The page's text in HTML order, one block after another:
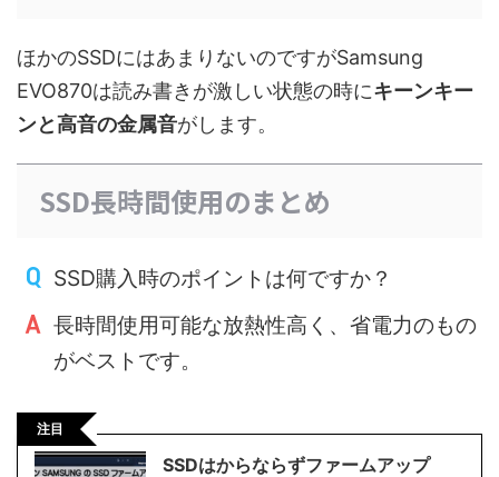
ほかのSSDにはあまりないのですがSamsung
EVO870は読み書きが激しい状態の時にキーンキー
ンと高音の金属音がします。
SSD長時間使用のまとめ
SSD購入時のポイントは何ですか？
長時間使用可能な放熱性高く、省電力のもの
がベストです。
注目
SSDはからならずファームアップ